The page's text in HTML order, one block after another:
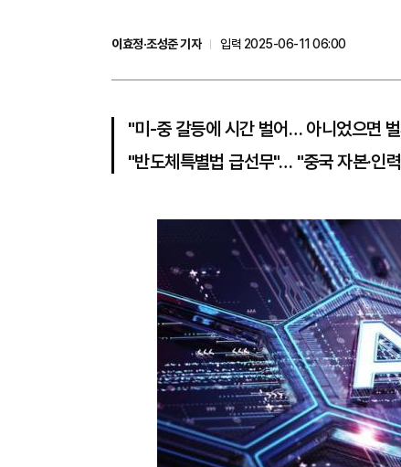
이효정·조성준 기자
입력 2025-06-11 06:00
"미-중 갈등에 시간 벌어… 아니었으면
"반도체특별법 급선무"… "중국 자본·인